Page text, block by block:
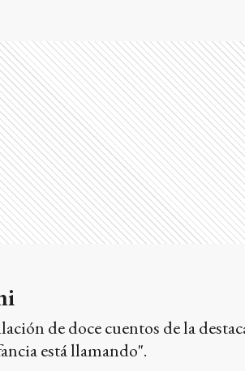
de doce cuentos de la
está llamando".